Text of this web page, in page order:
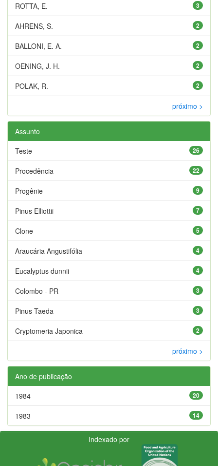
3
ROTTA, E.
2
AHRENS, S.
2
BALLONI, E. A.
2
OENING, J. H.
2
POLAK, R.
próximo >
Assunto
26
Teste
22
Procedência
9
Progênie
7
Pinus Elliottii
5
Clone
4
Araucária Angustifólia
4
Eucalyptus dunnii
3
Colombo - PR
3
Pinus Taeda
2
Cryptomeria Japonica
próximo >
Ano de publicação
20
1984
14
1983
Indexado por